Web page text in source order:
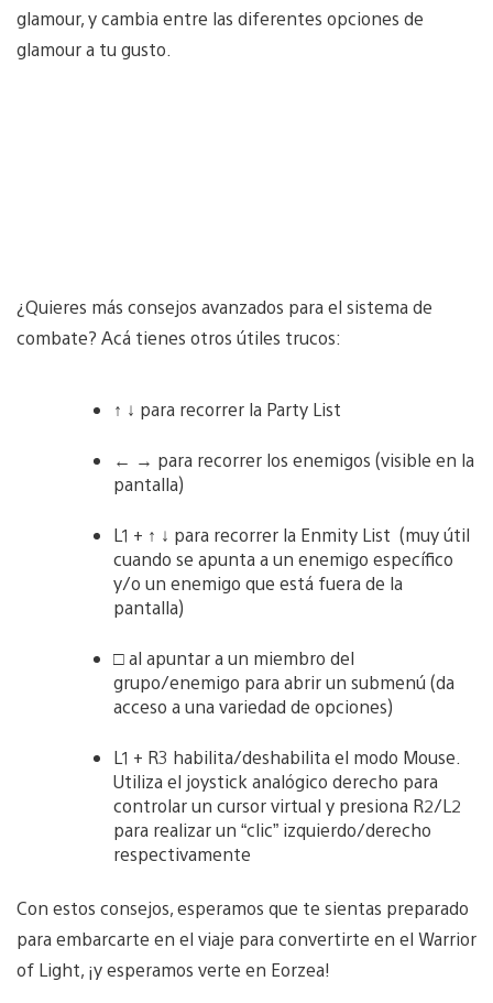
glamour, y cambia entre las diferentes opciones de
glamour a tu gusto.
¿Quieres más consejos avanzados para el sistema de
combate? Acá tienes otros útiles trucos:
↑ ↓ para recorrer la Party List
← → para recorrer los enemigos (visible en la
pantalla)
L1 + ↑ ↓ para recorrer la Enmity List (muy útil
cuando se apunta a un enemigo específico
y/o un enemigo que está fuera de la
pantalla)
□ al apuntar a un miembro del
grupo/enemigo para abrir un submenú (da
acceso a una variedad de opciones)
L1 + R3 habilita/deshabilita el modo Mouse.
Utiliza el joystick analógico derecho para
controlar un cursor virtual y presiona R2/L2
para realizar un “clic” izquierdo/derecho
respectivamente
Con estos consejos, esperamos que te sientas preparado
para embarcarte en el viaje para convertirte en el Warrior
of Light, ¡y esperamos verte en Eorzea!